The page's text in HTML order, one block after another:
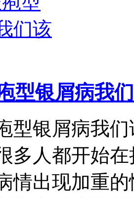
型银屑病我们
型银屑病我
多人都开始
情出现加重